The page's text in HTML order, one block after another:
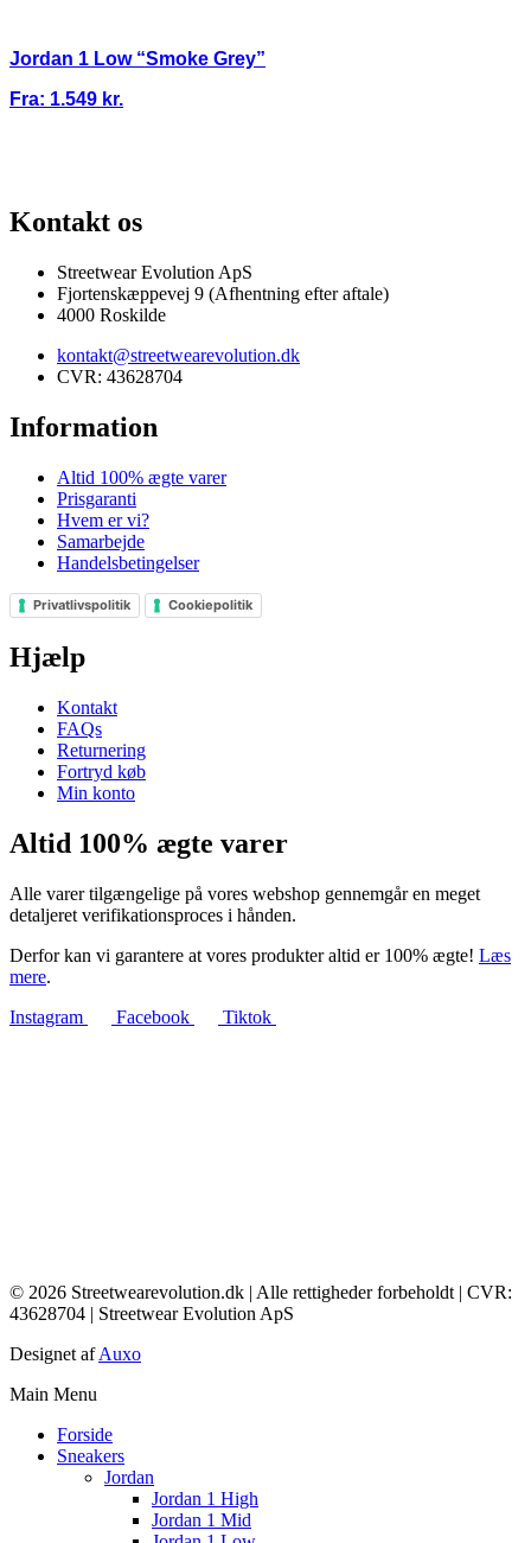
Jordan 1 Low “Smoke Grey”
Fra: 1.549 kr.
Kontakt os
Streetwear Evolution ApS
Fjortenskæppevej 9 (Afhentning efter aftale)
4000 Roskilde
kontakt@streetwearevolution.dk
CVR: 43628704
Information
Altid 100% ægte varer
Prisgaranti
Hvem er vi?
Samarbejde
Handelsbetingelser
Privatlivspolitik Cookiepolitik
Hjælp
Kontakt
FAQs
Returnering
Fortryd køb
Min konto
Altid 100% ægte varer
Alle varer tilgængelige på vores webshop gennemgår en meget
detaljeret verifikationsproces i hånden.
Derfor kan vi garantere at vores produkter altid er 100% ægte! Læs
mere.
Instagram
Facebook Tiktok
© 2026 Streetwearevolution.dk | Alle rettigheder forbeholdt | CVR:
43628704 | Streetwear Evolution ApS
Designet afAuxo
Main Menu
Forside
Sneakers
Jordan
Jordan 1 High
Jordan 1 Mid